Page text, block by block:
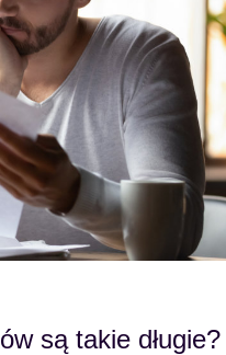
są takie długie?